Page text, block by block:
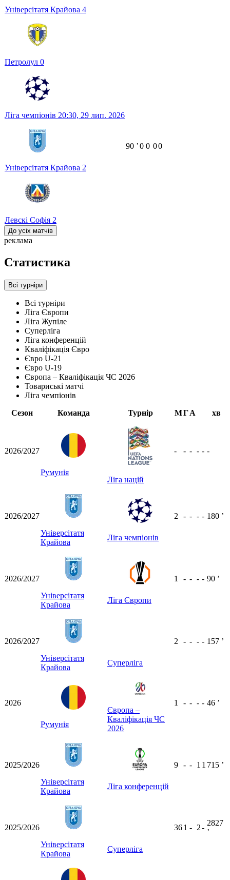
Універсітатя Крайова 4
Петролул 0
Ліга чемпіонів 20:30, 29 лип. 2026
Універсітатя Крайова 2
Левскі Софія 2
90 ʼ0 0 00
До усіх матчів
реклама
Статистика
Всі турніри
Всі турніри
Ліга Європи
Ліга Жупіле
Суперліга
Ліга конференцій
Кваліфікація Євро
Євро U-21
Євро U-19
Європа – Кваліфікація ЧС 2026
Товариські матчі
Ліга чемпіонів
Сезон
Команда Турнір МГА хв
2026/2027
Румунія
Ліга націй
- - - - - -
2026/2027
Універсітатя
Крайова
Ліга чемпіонів
2 - - - - 180 ʼ
2026/2027
Універсітатя
Крайова
Ліга Європи
1 - - - - 90 ʼ
2026/2027
Універсітатя
Крайова
Суперліга
2 - - - - 157 ʼ
2026
Румунія
Європа –
Кваліфікація ЧС
2026
1 - - - - 46 ʼ
2025/2026
Універсітатя
Крайова
Ліга конференцій
9 - - 1 1 715 ʼ
2025/2026
Універсітатя
Крайова
Суперліга
361 - 2-
2827
ʼ